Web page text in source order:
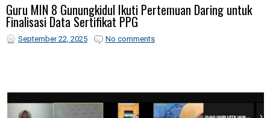
Guru MIN 8 Gunungkidul Ikuti Pertemuan Daring untuk
Finalisasi Data Sertifikat PPG
September 22, 2025 No comments